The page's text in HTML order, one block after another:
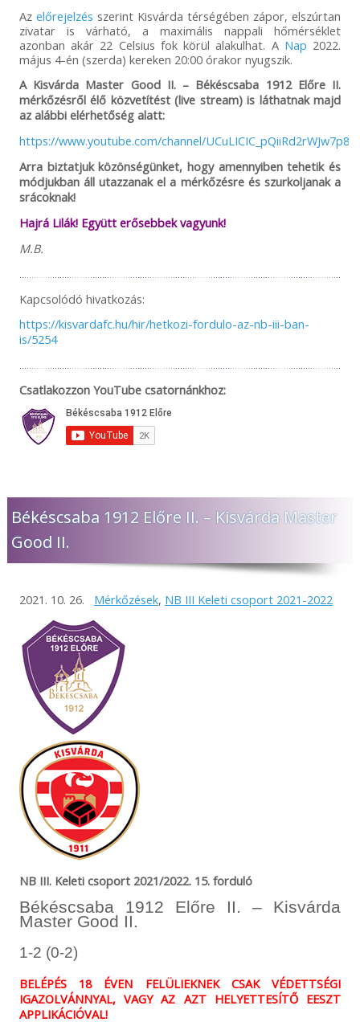
Az előrejelzés szerint Kisvárda térségében zápor, elszúrtan
zivatar is várható, a maximális nappali hőmérséklet
azonban akár 22 Celsius fok körül alakulhat. A Nap 2022.
május 4-én (szerda) kereken 20:00 órakor nyugszik.
A Kisvárda Master Good II. – Békéscsaba 1912 Előre II.
mérkőzésről élő közvetítést (live stream) is láthatnak majd
az alábbi elérhetőség alatt:
https://www.youtube.com/channel/UCuLICIC_pQiiRd2rWJw7p8w
Arra biztatjuk közönségünket, hogy amennyiben tehetik és
módjukban áll utazzanak el a mérkőzésre és szurkoljanak a
srácoknak!
Hajrá Lilák! Együtt erősebbek vagyunk!
M.B.
Kapcsolódó hivatkozás:
https://kisvardafc.hu/hir/hetkozi-fordulo-az-nb-iii-ban-
is/5254
Csatlakozzon YouTube csatornánkhoz:
Békéscsaba 1912 Előre II. – Kisvárda Master
Good II.
2021. 10. 26. Mérkőzések, NB III Keleti csoport 2021-2022
NB III. Keleti csoport 2021/2022. 15. forduló
Békéscsaba 1912 Előre II. – Kisvárda
Master Good II.
1-2 (0-2)
BELÉPÉS 18 ÉVEN FELÜLIEKNEK CSAK VÉDETTSÉGI
IGAZOLVÁNNYAL, VAGY AZ AZT HELYETTESÍTŐ EESZT
APPLIKÁCIÓVAL!